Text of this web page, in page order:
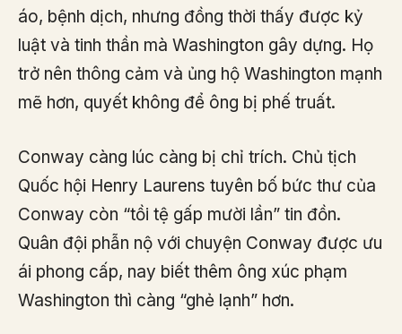
áo, bệnh dịch, nhưng đồng thời thấy được kỷ
luật và tinh thần mà Washington gây dựng. Họ
trở nên thông cảm và ủng hộ Washington mạnh
mẽ hơn, quyết không để ông bị phế truất.
Conway càng lúc càng bị chỉ trích. Chủ tịch
Quốc hội Henry Laurens tuyên bố bức thư của
Conway còn “tồi tệ gấp mười lần” tin đồn.
Quân đội phẫn nộ với chuyện Conway được ưu
ái phong cấp, nay biết thêm ông xúc phạm
Washington thì càng “ghẻ lạnh” hơn.